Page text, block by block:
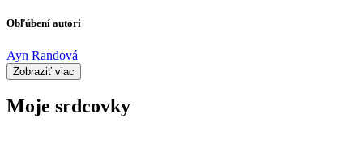
Obľúbení autori
Ayn Randová
Zobraziť viac
Moje srdcovky